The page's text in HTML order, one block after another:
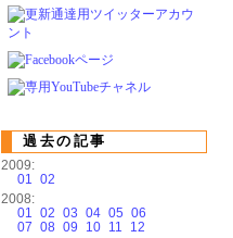
過去の記事
2009:
01 02
2008:
01 02 03 04 05 06
07 08 09 10 11
12